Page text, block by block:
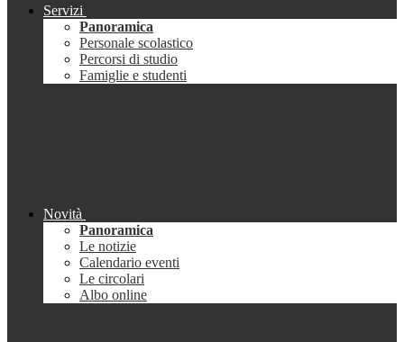
Servizi
Panoramica
Personale scolastico
Percorsi di studio
Famiglie e studenti
Novità
Panoramica
Le notizie
Calendario eventi
Le circolari
Albo online